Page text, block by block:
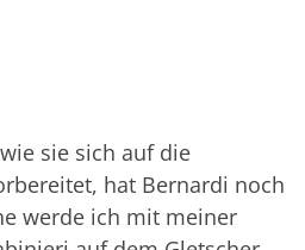
sie sich auf die
hat Bernardi noch
werde ich mit meiner